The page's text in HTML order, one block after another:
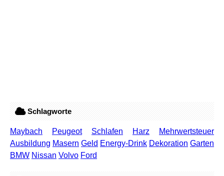
Schlagworte
Maybach Peugeot Schlafen Harz
Mehrwertsteuer
Ausbildung Masern Geld Energy-Drink Dekoration Garten
BMW Nissan Volvo Ford